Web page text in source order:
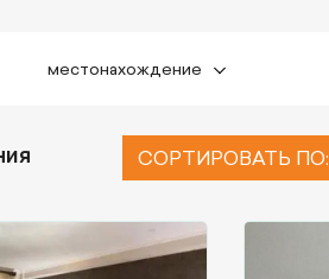
местонахождение
СОРТИРОВАТЬ ПО: